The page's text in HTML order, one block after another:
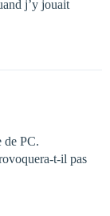
j’y jouait
de PC.
t-il pas